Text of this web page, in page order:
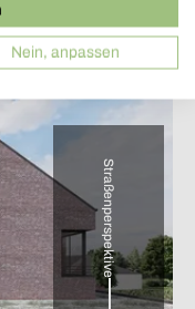
Straßenperspektive
Nein, anpassen